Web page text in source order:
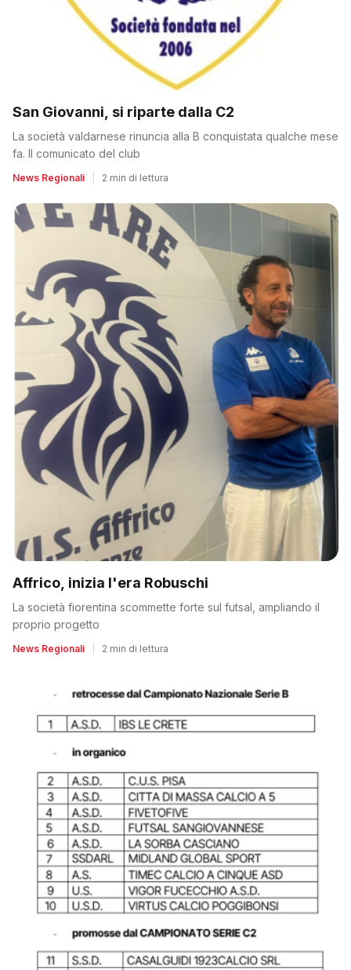
San Giovanni, si riparte dalla C2
La società valdarnese rinuncia alla B conquistata qualche mese
fa. Il comunicato del club
News Regionali 2 min di lettura
Affrico, inizia l'era Robuschi
La società fiorentina scommette forte sul futsal, ampliando il
proprio progetto
News Regionali 2 min di lettura